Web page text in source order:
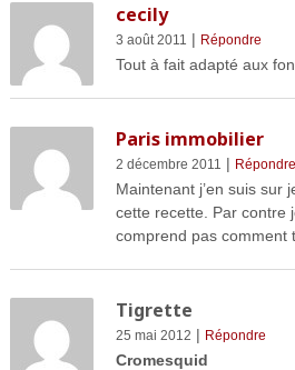
cecily
3 août 2011 | Répondre
Tout à fait adapté aux
Paris immobilier
2 décembre 2011 | Répondre
Maintenant j’en suis sur
cette recette. Par contre
comprend pas comment
Tigrette
25 mai 2012 | Répondre
Cromesquid